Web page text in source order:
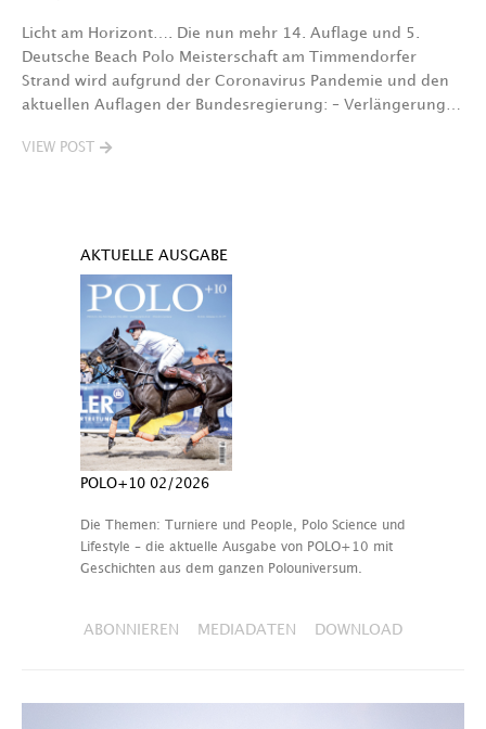
Licht am Horizont…. Die nun mehr 14. Auflage und 5.
Deutsche Beach Polo Meisterschaft am Timmendorfer
Strand wird aufgrund der Coronavirus Pandemie und den
aktuellen Auflagen der Bundesregierung: – Verlängerung…
VIEW POST
AKTUELLE AUSGABE
POLO+10 02/2026
Die Themen: Turniere und People, Polo Science und
Lifestyle – die aktuelle Ausgabe von POLO+10 mit
Geschichten aus dem ganzen Polouniversum.
ABONNIEREN MEDIADATEN DOWNLOAD